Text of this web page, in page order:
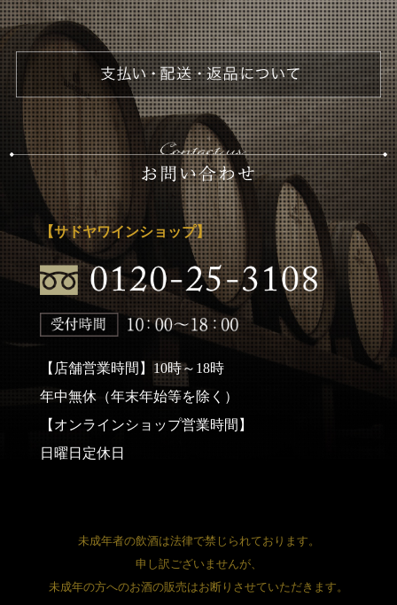
【サドヤワインショップ】
【店舗営業時間】10時～18時
年中無休（年末年始等を除く）
【オンラインショップ営業時間】
日曜日定休日
未成年者の飲酒は法律で禁じられております。
申し訳ございませんが、
未成年の方へのお酒の販売はお断りさせていただきます。